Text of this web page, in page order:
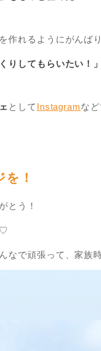
を作れるようにがんば
りしてもらいたい！」
として Instagramな
！
とう！
♡
なで頑張って、家族